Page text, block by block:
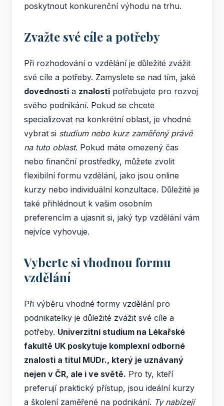
poskytnout konkurenční výhodu na trhu.
Zvažte své cíle a potřeby
Při rozhodování o vzdělání je důležité zvážit
své cíle a potřeby. Zamyslete se nad tím, jaké
dovednosti a znalosti potřebujete pro rozvoj
svého podnikání. Pokud se chcete
specializovat na konkrétní oblast, je vhodné
vybrat si studium nebo kurz zaměřený právě
na tuto oblast. Pokud máte omezený čas
nebo finanční prostředky, můžete zvolit
flexibilní formu vzdělání, jako jsou online
kurzy nebo individuální konzultace. Důležité je
také přihlédnout k vašim osobním
preferencím a ujasnit si, jaký typ vzdělání vám
nejvíce vyhovuje.
Vyberte si vhodnou formu
vzdělání
Při výběru vhodné formy vzdělání pro
podnikatelky je důležité zvážit své cíle a
potřeby. Univerzitní studium na Lékařské
fakultě UK poskytuje komplexní odborné
znalosti a titul MUDr., který je uznávaný
nejen v ČR, ale i ve světě. Pro ty, kteří
preferují praktický přístup, jsou ideální kurzy
a školení zaměřené na podnikání. Ty nabízejí